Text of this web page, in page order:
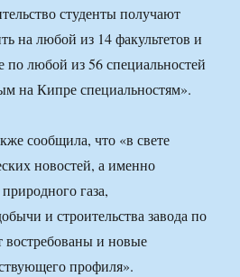
студенты получают
на любой из 14 факультетов и
по любой из 56 специальностей
на Кипре специальностям».
сообщила, что «в свете
новостей, а именно
газа,
и строительства завода по
востребованы и новые
профиля».